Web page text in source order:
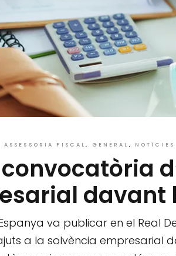
ASSESSORIA FISCAL GENERAL NOTÍCIES
davant
va publicar en el Real
a la solvència empresarial